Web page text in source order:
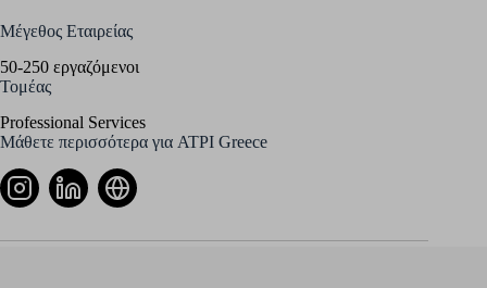
Μέγεθος Εταιρείας
50-250 εργαζόμενοι
Τομέας
Professional Services
Μάθετε περισσότερα για ATPI Greece